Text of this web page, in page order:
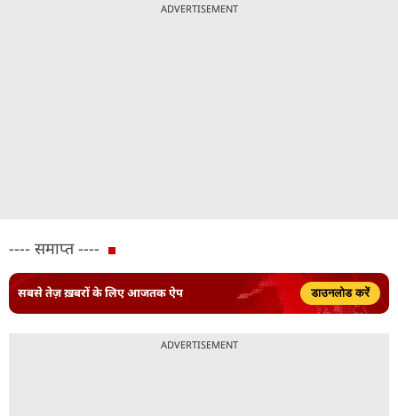
ADVERTISEMENT
---- समाप्त ----
सबसे तेज़ ख़बरों के लिए आजतक ऐप डाउनलोड करें
ADVERTISEMENT